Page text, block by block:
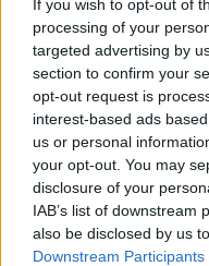
If you wish to opt-out of
processing of your
targeted advertising by
section to confirm your
opt-out request is
interest-based ads
us or personal
your opt-out. You may
disclosure of your
IAB’s list of downstream
also be disclosed by us
Downstream Participants